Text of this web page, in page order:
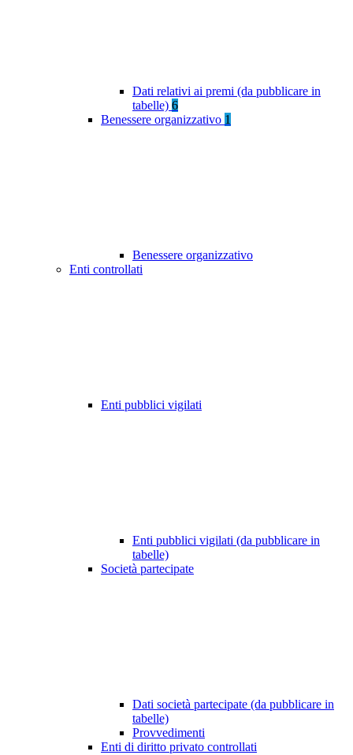
Dati relativi ai premi (da pubblicare in
tabelle) 6
Benessere organizzativo 1
Benessere organizzativo
Enti controllati
Enti pubblici vigilati
Enti pubblici vigilati (da pubblicare in
tabelle)
Società partecipate
Dati società partecipate (da pubblicare in
tabelle)
Provvedimenti
Enti di diritto privato controllati